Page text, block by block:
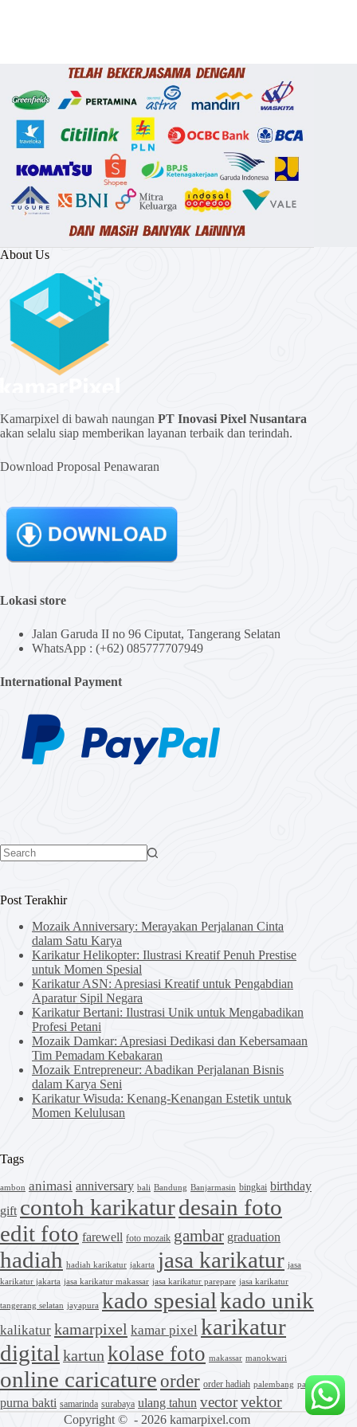
About Us
Kamarpixel di bawah naungan PT Inovasi Pixel Nusantara
akan selalu siap memberikan layanan terbaik dan terindah.
Download Proposal Penawaran
Lokasi store
Jalan Garuda II no 96 Ciputat, Tangerang Selatan
WhatsApp : (+62) 085777707949
International Payment
Post Terakhir
Mozaik Anniversary: Merayakan Perjalanan Cinta
dalam Satu Karya
Karikatur Helikopter: Ilustrasi Kreatif Penuh Prestise
untuk Momen Spesial
Karikatur ASN: Apresiasi Kreatif untuk Pengabdian
Aparatur Sipil Negara
Karikatur Bertani: Ilustrasi Unik untuk Mengabadikan
Profesi Petani
Mozaik Damkar: Apresiasi Dedikasi dan Kebersamaan
Tim Pemadam Kebakaran
Mozaik Entrepreneur: Abadikan Perjalanan Bisnis
dalam Karya Seni
Karikatur Wisuda: Kenang-Kenangan Estetik untuk
Momen Kelulusan
Tags
ambon animasi anniversary bali Bandung Banjarmasin bingkai birthday
gift contoh karikaturdesain foto
edit foto farewell foto mozaik gambar graduation
hadiah hadiah karikatur jakarta jasa karikatur jasa
karikatur jakarta jasa karikatur makassar jasa karikatur parepare jasa karikatur
tangerang selatan jayapura kado spesialkado unik
kalikatur kamarpixel kamar pixel karikatur
digital kartun kolase foto makassar manokwari
online caricature order order hadiah palembang palu
purna bakti samarinda surabaya ulang tahun vectorvektor
Copyright © - 2026 kamarpixel.com